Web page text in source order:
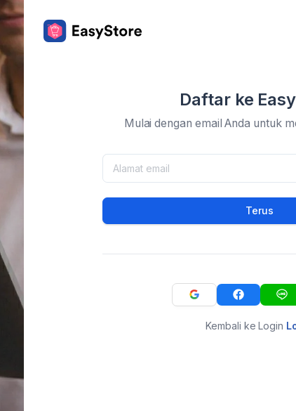
Daftar ke
Mulai dengan email Anda untuk
Terus
Kembali ke Login